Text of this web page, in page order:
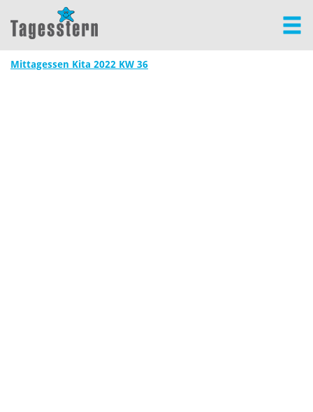
Mittagessen Kita 2022 KW 36